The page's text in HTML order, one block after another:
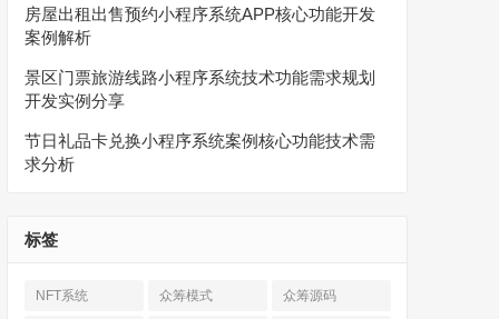
房屋出租出售预约小程序系统APP核心功能开发
案例解析
景区门票旅游线路小程序系统技术功能需求规划
开发实例分享
节日礼品卡兑换小程序系统案例核心功能技术需
求分析
标签
NFT系统 众筹模式 众筹源码